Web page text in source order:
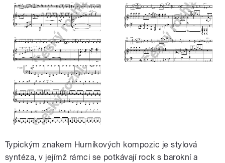
Typickým znakem Hurníkových kompozic je stylová
syntéza, v jejímž rámci se potkávají rock s barokní a